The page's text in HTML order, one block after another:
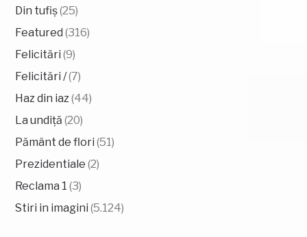
Din tufiș(25)
Featured (316)
Felicitări (9)
Felicitări /(7)
Haz din iaz(44)
La undiță (20)
Pământ de flori (51)
Prezidentiale (2)
Reclama 1 (3)
Stiri in imagini (5.124)